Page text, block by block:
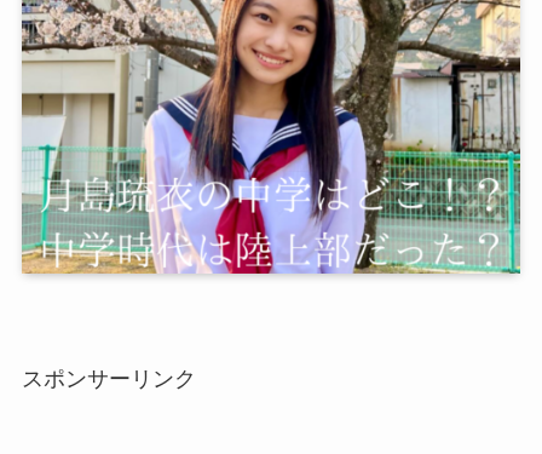
スポンサーリンク